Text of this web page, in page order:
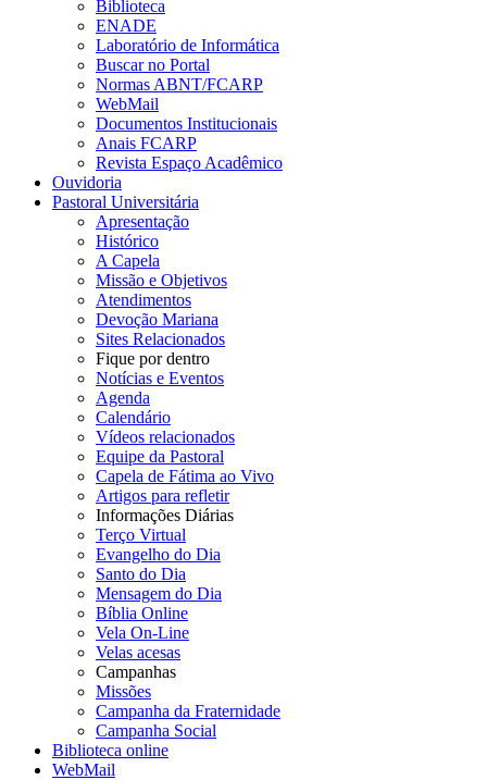
Biblioteca
ENADE
Laboratório de Informática
Buscar no Portal
Normas ABNT/FCARP
WebMail
Documentos Institucionais
Anais FCARP
Revista Espaço Acadêmico
Ouvidoria
Pastoral Universitária
Apresentação
Histórico
A Capela
Missão e Objetivos
Atendimentos
Devoção Mariana
Sites Relacionados
Fique por dentro
Notícias e Eventos
Agenda
Calendário
Vídeos relacionados
Equipe da Pastoral
Capela de Fátima ao Vivo
Artigos para refletir
Informações Diárias
Terço Virtual
Evangelho do Dia
Santo do Dia
Mensagem do Dia
Bíblia Online
Vela On-Line
Velas acesas
Campanhas
Missões
Campanha da Fraternidade
Campanha Social
Biblioteca online
WebMail